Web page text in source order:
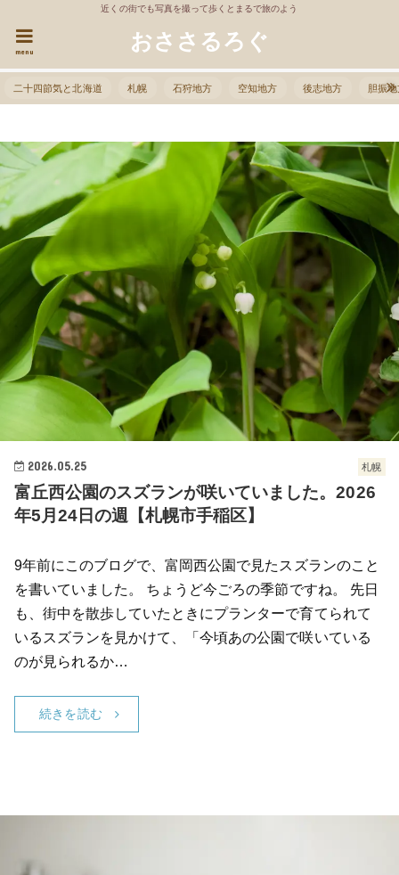
近くの街でも写真を撮って歩くとまるで旅のよう
おささるろぐ
menu
二十四節気と北海道 札幌 石狩地方 空知地方 後志地方 胆振
2026.05.25 札幌
富丘西公園のスズランが咲いていました。2026
年5月24日の週【札幌市手稲区】
9年前にこのブログで、富岡西公園で見たスズランのこと
を書いていました。 ちょうど今ごろの季節ですね。 先日
も、街中を散歩していたときにプランターで育てられて
いるスズランを見かけて、「今頃あの公園で咲いている
のが見られるか…
続きを読む